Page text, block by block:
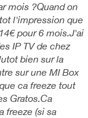
mois ?Quand on
l'impression que
pour 6 mois.J'ai
IP TV de chez
bien sur la
sur une MI Box
ca freeze tout
Gratos.Ca
freeze (si sa